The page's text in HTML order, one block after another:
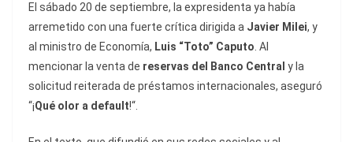
El sábado 20 de septiembre, la expresidenta ya había
arremetido con una fuerte crítica dirigida a Javier Milei, y
al ministro de Economía, Luis “Toto” Caputo. Al
mencionar la venta de reservas del Banco Central y la
solicitud reiterada de préstamos internacionales, aseguró
“¡Qué olor a default!“.